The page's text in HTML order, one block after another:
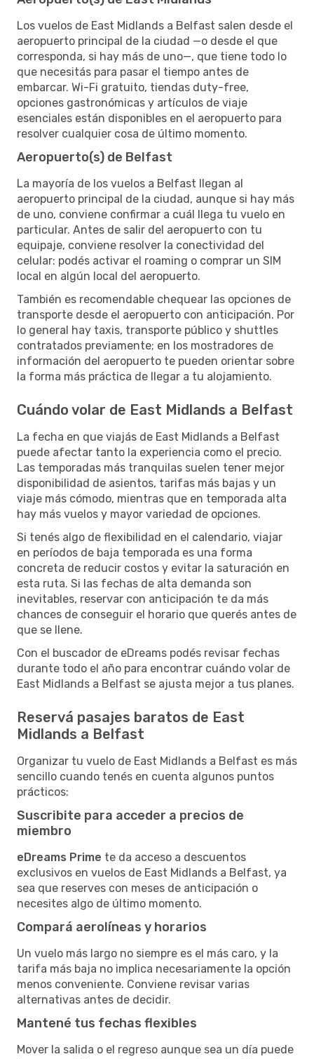
Los vuelos de East Midlands a Belfast salen desde el
aeropuerto principal de la ciudad —o desde el que
corresponda, si hay más de uno—, que tiene todo lo
que necesitás para pasar el tiempo antes de
embarcar. Wi-Fi gratuito, tiendas duty-free,
opciones gastronómicas y artículos de viaje
esenciales están disponibles en el aeropuerto para
resolver cualquier cosa de último momento.
Aeropuerto(s) de Belfast
La mayoría de los vuelos a Belfast llegan al
aeropuerto principal de la ciudad, aunque si hay más
de uno, conviene confirmar a cuál llega tu vuelo en
particular. Antes de salir del aeropuerto con tu
equipaje, conviene resolver la conectividad del
celular: podés activar el roaming o comprar un SIM
local en algún local del aeropuerto.
También es recomendable chequear las opciones de
transporte desde el aeropuerto con anticipación. Por
lo general hay taxis, transporte público y shuttles
contratados previamente; en los mostradores de
información del aeropuerto te pueden orientar sobre
la forma más práctica de llegar a tu alojamiento.
Cuándo volar de East Midlands a Belfast
La fecha en que viajás de East Midlands a Belfast
puede afectar tanto la experiencia como el precio.
Las temporadas más tranquilas suelen tener mejor
disponibilidad de asientos, tarifas más bajas y un
viaje más cómodo, mientras que en temporada alta
hay más vuelos y mayor variedad de opciones.
Si tenés algo de flexibilidad en el calendario, viajar
en períodos de baja temporada es una forma
concreta de reducir costos y evitar la saturación en
esta ruta. Si las fechas de alta demanda son
inevitables, reservar con anticipación te da más
chances de conseguir el horario que querés antes de
que se llene.
Con el buscador de eDreams podés revisar fechas
durante todo el año para encontrar cuándo volar de
East Midlands a Belfast se ajusta mejor a tus planes.
Reservá pasajes baratos de East
Midlands a Belfast
Organizar tu vuelo de East Midlands a Belfast es más
sencillo cuando tenés en cuenta algunos puntos
prácticos:
Suscribite para acceder a precios de
miembro
eDreams Prime te da acceso a descuentos
exclusivos en vuelos de East Midlands a Belfast, ya
sea que reserves con meses de anticipación o
necesites algo de último momento.
Compará aerolíneas y horarios
Un vuelo más largo no siempre es el más caro, y la
tarifa más baja no implica necesariamente la opción
menos conveniente. Conviene revisar varias
alternativas antes de decidir.
Mantené tus fechas flexibles
Mover la salida o el regreso aunque sea un día puede